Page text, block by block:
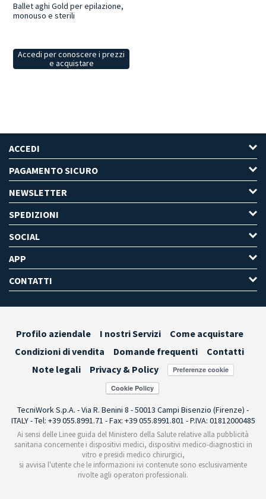
Ballet aghi Gold per epilazione,
monouso e sterili
Accedi per conoscere i prezzi
e acquistare
ACCEDI
PAGAMENTO SICURO
NEWSLETTER
SPEDIZIONI
SOCIAL
APP
CONTATTI
Profilo aziendale I nostri Servizi
Come acquistare
Condizioni di vendita
Domande frequenti
Contatti
Note legali
Privacy & Policy Preferenze cookie
TecniWork S.p.A. - Via R. Benini 8 - 50013 Campi Bisenzio (Firenze) -
ITALY - Tel: +39 055.8991.71 - Fax: +39 055.8991.801 - P.IVA: 01812000485
Ai sensi delle Linee guida del Ministero della Salute relative alla pubblicità
sanitaria concernente i dispositivi medici, dispositivi medico-diagnostici in
vitro e presidi medico chirurgici,
si avvisa l'utente che le informazioni ivi contenute sono esclusivamente
rivolte agli operatori professionali.